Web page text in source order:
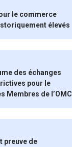
le commerce
élevés
des échanges
pour le
Membres de l’OMC
preuve de